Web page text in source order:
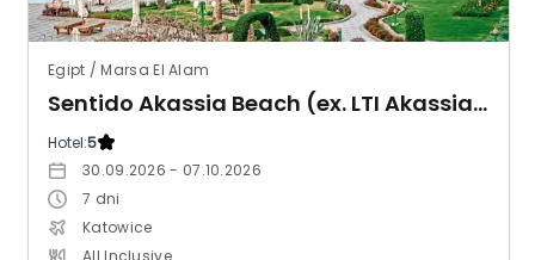
Egipt / Marsa El Alam
Sentido Akassia Beach (ex. LTI Akassia Beach)
Hotel:5
30.09.2026 - 07.10.2026
7 dni
Katowice
All Inclusive